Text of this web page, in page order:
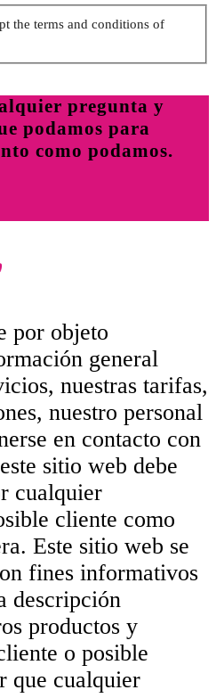
the terms and conditions of
pregunta y
podamos para
como podamos.
por objeto
general
nuestras tarifas,
nuestro personal
en contacto con
sitio web debe
cualquier
cliente como
Este sitio web se
fines informativos
descripción
productos y
o posible
que cualquier